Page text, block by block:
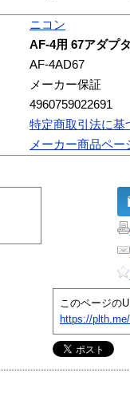
ニコン
AF-4用 67アダプ
AF-4AD67
メーカー保証
4960759022691
特定商取引法に基
メーカー商品ペー
このページの
https://